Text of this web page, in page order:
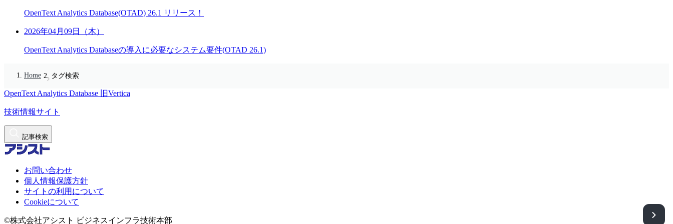
OpenText Analytics Database(OTAD) 26.1 リリース！
2026年04月09日（木）
OpenText Analytics Databaseの導入に必要なシステム要件(OTAD 26.1)
Home タグ検索
OpenText Analytics Database 旧Vertica
技術情報サイト
記事検索
お問い合わせ
個人情報保護方針
サイトの利用について
Cookieについて
©株式会社アシスト ビジネスインフラ技術本部